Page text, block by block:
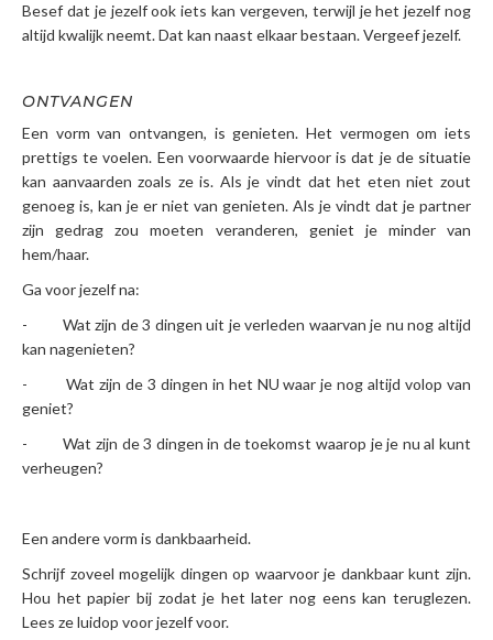
Besef dat je jezelf ook iets kan vergeven, terwijl je het jezelf nog
altijd kwalijk neemt. Dat kan naast elkaar bestaan. Vergeef jezelf.
ONTVANGEN
Een vorm van ontvangen, is genieten. Het vermogen om iets
prettigs te voelen. Een voorwaarde hiervoor is dat je de situatie
kan aanvaarden zoals ze is. Als je vindt dat het eten niet zout
genoeg is, kan je er niet van genieten. Als je vindt dat je partner
zijn gedrag zou moeten veranderen, geniet je minder van
hem/haar.
Ga voor jezelf na:
- Wat zijn de 3 dingen uit je verleden waarvan je nu nog altijd
kan nagenieten?
- Wat zijn de 3 dingen in het NU waar je nog altijd volop van
geniet?
- Wat zijn de 3 dingen in de toekomst waarop je je nu al kunt
verheugen?
Een andere vorm is dankbaarheid.
Schrijf zoveel mogelijk dingen op waarvoor je dankbaar kunt zijn.
Hou het papier bij zodat je het later nog eens kan teruglezen.
Lees ze luidop voor jezelf voor.